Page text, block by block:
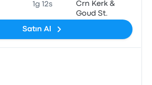
1g 12s
Crn Kerk &
Goud St.
Satın Al